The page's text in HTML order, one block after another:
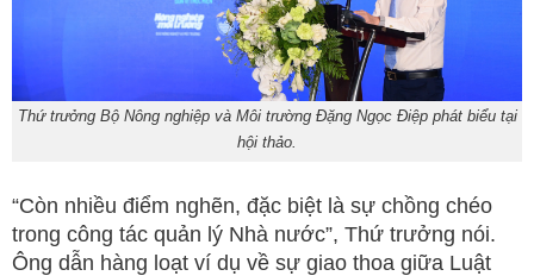
Thứ trưởng Bộ Nông nghiệp và Môi trường Đặng Ngọc Điệp phát biểu tại
hội thảo.
“Còn nhiều điểm nghẽn, đặc biệt là sự chồng chéo
trong công tác quản lý Nhà nước”, Thứ trưởng nói.
Ông dẫn hàng loạt ví dụ về sự giao thoa giữa Luật